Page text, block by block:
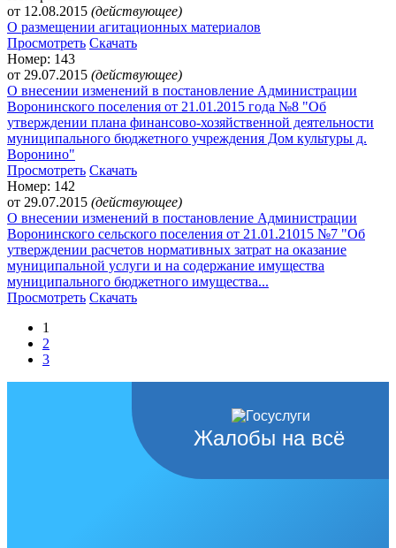
от 12.08.2015 (действующее)
О размещении агитационных материалов
Просмотреть Скачать
Номер: 143
от 29.07.2015 (действующее)
О внесении изменений в постановление Администрации
Воронинского поселения от 21.01.2015 года №8 "Об
утверждении плана финансово-хозяйственной деятельности
муниципального бюджетного учреждения Дом культуры д.
Воронино"
Просмотреть Скачать
Номер: 142
от 29.07.2015 (действующее)
О внесении изменений в постановление Администрации
Воронинского сельского поселения от 21.01.21015 №7 "Об
утверждении расчетов нормативных затрат на оказание
муниципальной услуги и на содержание имущества
муниципального бюджетного имущества...
Просмотреть Скачать
1
2
3
Жалобы на всё